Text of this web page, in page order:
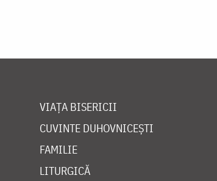
VIAȚA BISERICII
CUVINTE DUHOVNICEȘTI
FAMILIE
LITURGICĂ